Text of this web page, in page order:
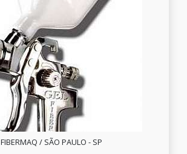
FIBERMAQ / SÃO PAULO - SP